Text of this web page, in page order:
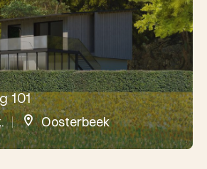
101
Oosterbeek